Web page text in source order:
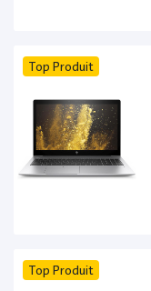
Top Produit
Top Produit